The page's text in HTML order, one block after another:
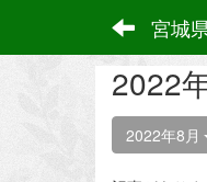
宮城
2022
2022年8月